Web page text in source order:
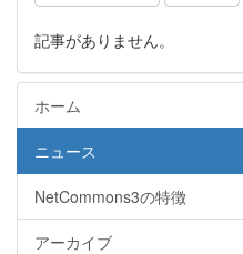
記事がありません。
ホーム
ニュース
NetCommons3の特徴
アーカイブ